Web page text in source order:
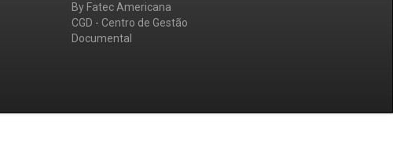
By Fatec Americana
CGD - Centro de Gestão
Documental